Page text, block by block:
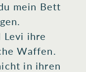
mein Bett
.
Levi ihre
Waffen.
in ihren